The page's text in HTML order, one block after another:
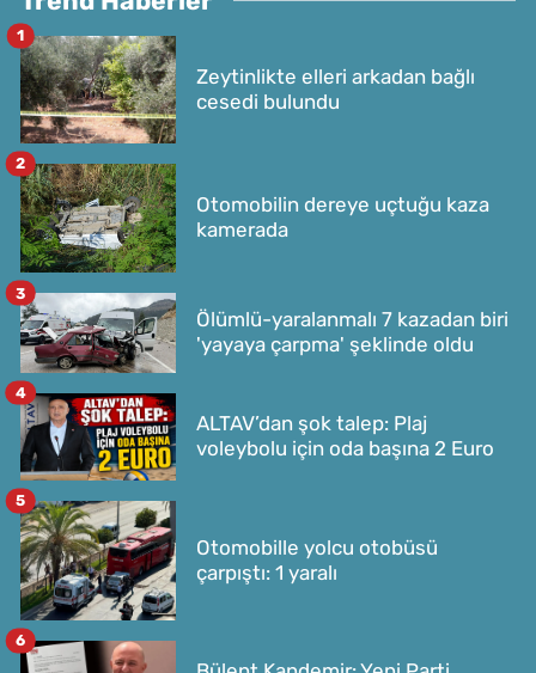
Zeytinlikte elleri arkadan bağlı
cesedi bulundu
1
Otomobilin dereye uçtuğu kaza
kamerada
2
Ölümlü-yaralanmalı 7 kazadan biri
'yayaya çarpma' şeklinde oldu
3
ALTAV’dan şok talep: Plaj
voleybolu için oda başına 2 Euro
4
Otomobille yolcu otobüsü
çarpıştı: 1 yaralı
5
6